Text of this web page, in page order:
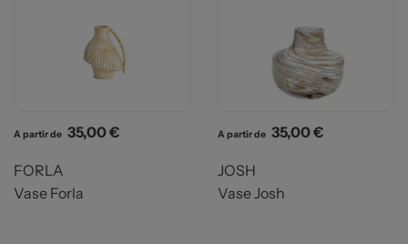
A partir de Prix
35,00 €
FORLA
Vase Forla
A partir de Prix
35,00 €
JOSH
Vase Josh